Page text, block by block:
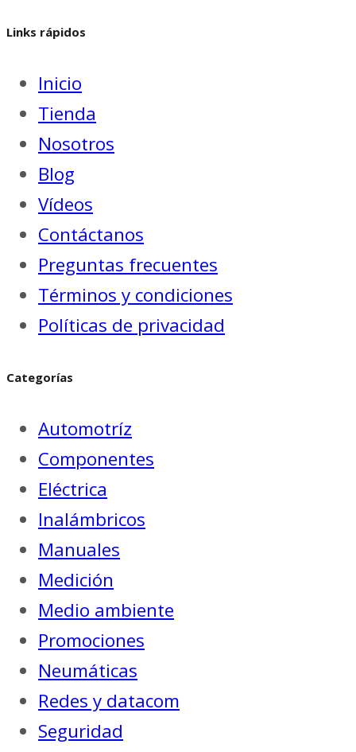
Links rápidos
Inicio
Tienda
Nosotros
Blog
Vídeos
Contáctanos
Preguntas frecuentes
Términos y condiciones
Políticas de privacidad
Categorías
Automotríz
Componentes
Eléctrica
Inalámbricos
Manuales
Medición
Medio ambiente
Promociones
Neumáticas
Redes y datacom
Seguridad